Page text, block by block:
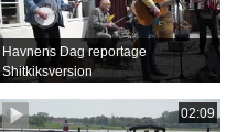
Havnens Dag reportage
Shitkiksversion
02:09